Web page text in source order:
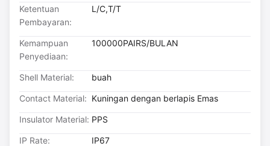
Ketentuan
Pembayaran:
L/C,T/T
Kemampuan
Penyediaan:
100000PAIRS/BULAN
Shell Material: buah
Contact Material: Kuningan dengan berlapis Emas
Insulator Material: PPS
IP Rate: IP67